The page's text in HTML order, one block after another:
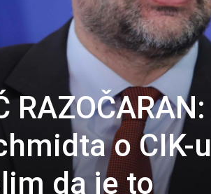
RAZOČARAN:
o CIK-u
da je to